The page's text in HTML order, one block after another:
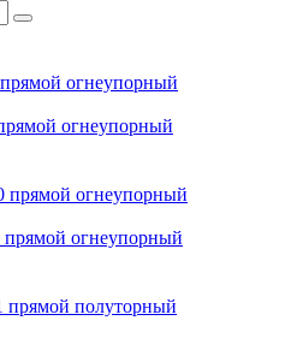
огнеупорный
огнеупорный